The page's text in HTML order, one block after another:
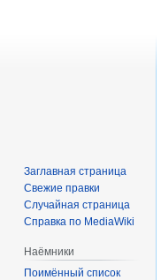
Заглавная страница
Свежие правки
Случайная страница
Справка по MediaWiki
Наёмники
Поимённый список